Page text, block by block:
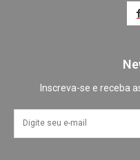
Inscreva-se e receba